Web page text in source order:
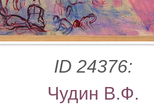
ID 24376:
Чудин В.Ф.